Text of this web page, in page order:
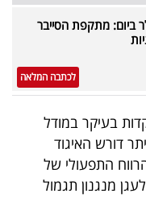
דולר ביום: מתקפת הסייבר
לכתבה המלאה
בעיקר במודל
דורש האיגוד
בונוסים בשיעור של 15% מהרווח התפעולי של
מנגנון תגמול